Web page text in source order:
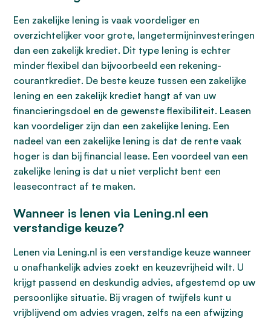
Een zakelijke lening is vaak voordeliger en
overzichtelijker voor grote, langetermijninvesteringen
dan een zakelijk krediet. Dit type lening is echter
minder flexibel dan bijvoorbeeld een rekening-
courantkrediet. De beste keuze tussen een zakelijke
lening en een zakelijk krediet hangt af van uw
financieringsdoel en de gewenste flexibiliteit. Leasen
kan voordeliger zijn dan een zakelijke lening. Een
nadeel van een zakelijke lening is dat de rente vaak
hoger is dan bij financial lease. Een voordeel van een
zakelijke lening is dat u niet verplicht bent een
leasecontract af te maken.
Wanneer is lenen via Lening.nl een
verstandige keuze?
Lenen via Lening.nl is een verstandige keuze wanneer
u onafhankelijk advies zoekt en keuzevrijheid wilt. U
krijgt passend en deskundig advies, afgestemd op uw
persoonlijke situatie. Bij vragen of twijfels kunt u
vrijblijvend om advies vragen, zelfs na een afwijzing